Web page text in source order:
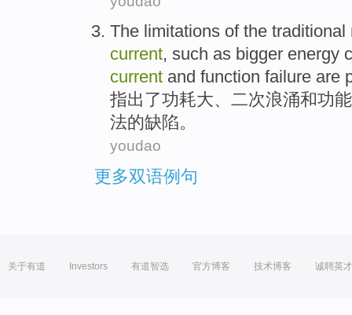
The limitations of the traditional
current, such as bigger energy
current and function failure are
指出 了功耗大、 二次浪涌和功能
法的缺陷。
youdao
更多双语例句
关于有道 Investors 有道智选 官方博客 技术博客 诚聘英才